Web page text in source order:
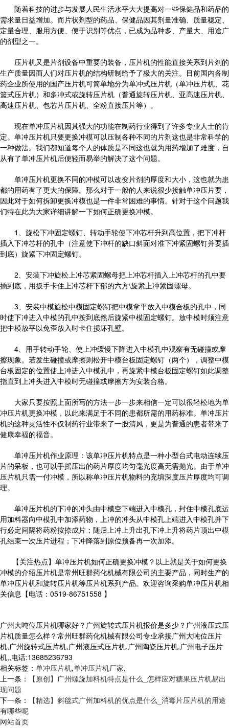
随着科技的进步与发展人民生活水平大大提高对一些保健品和药品的
需求量日益增加。而片状剂型的药品、保健品因其剂量准确、质量稳定、
定量合理、服用方便、便于识别等优点，已成为品种多、产量大、用途广
的剂型之一。
压片机又是片剂设备中重要的装备，压片机的性能直接关系到片剂的
生产质量因而人们对压片机的结构研制给予了极大的关注。目前国内各制
药企业所使用的国产压片机可简单地分为单冲式压片机（单冲压片机、花
篮式压片机）和多冲式或旋转压片机（普通旋转压片机、亚高速压片机、
高速压片机、包芯片压片机、全粉直接压片等）。
现在单冲压片机因其强大的功能在制药行业得到了许多专业人士的肯
定。单冲压片机只要更换冲模可以压制各种不同的片剂这也是非常科学的
一种做法。我们都知道每个人的体质是不同这也就为用药增加了难度，自
从有了单冲压片机后便轻而易举的解决了这个问题。
单冲压片机更换不同的冲模可以改变片剂的厚度和大小，这也就为患
都的用药有了更大的保障。那么对于一般的人来说很少接触单冲压片要，
因此对于如何拆卸更换冲模也是一件非常困难的事情。针对于这个问题我
们特在此为大家详细讲解一下如何正确更换冲模。
1、旋松下冲固定螺钉、转动手轮使下冲芯杆升到高位置，把下冲杆
插入下冲芯杆的孔中（注意使下冲杆的缺口斜面对准下冲紧固螺钉并要插
到底）旋紧下冲固定螺钉。
2、安装下冲旋松上冲芯紧固螺母把上冲芯杆插入上冲芯杆的孔中要
插到底，用扳手卡住上冲芯杆下部的六方\旋紧上冲紧固螺母。
3、安装中模旋松中模固定螺钉把中模拿平放入中模合板的孔中，同
时使下冲进入中模的孔中按到底然后旋紧中模固定螺钉。放中模时须注意
把中模放平以免歪放入时卡住损坏孔壁。
4、用手转动手轮、使上冲缓慢下降进入中模孔中观察有无碰撞或摩
擦现象。若发生碰撞或摩擦则松开中模台板固定螺钉（两个），调整中模
台板固定的位置使上冲进入中模孔中，再旋紧中模台板固定螺钉如此调整
指直到上冲头进入中模时无碰撞或摩擦方为安装合格。
大家只要按照上面所写的方法一步一步来相信一定可以很轻松地为单
冲压片机更换冲模，以此来满足于不同的患都所需的用药标准。单冲压片
机的这种灵活性不仅制药行业带来了一股清风，更是为普通的患者带来了
健康幸福的福音。
单冲压片机作业原理：该单冲压片机特点是一种小型台式电动连续压
片的呆板，也可以手摇压出的药片厚度均匀毫光度高无需抛光。由于单冲
压片机只需一付冲模，所以称单冲压片机物料的充填深度压片厚度均可调
理。
单冲压片机的下冲的冲头由中模空下端进入中模孔，封住中模孔底运
用加料器向中模孔中加添药物，上冲的冲头从中模孔上端进入中模孔并下
行必定间隔将药粉按捺成片；随后上冲上升出孔下冲上升将药片顶出中模
孔结束一次压片进程；下冲降落到原位预备再一次加添。
【关注热点】单冲压片机如何正确更换冲模？以上就是关于如何更换
冲模的介绍压片机是常州旺群药化机械有限公司的主要产品，同时生产的
单冲压片机和旋转压片机等压片机系列产品。欢迎咨询采购单冲压片机相
关信息【电话：0519-86751558 】
广州大吨位压片机哪家好？广州旋转式压片机报价是多少？广州液压式压
片机质量怎么样？常州旺群药化机械有限公司专业承接广州大吨位压片
机,广州旋转式压片机,广州液压式压片机,广州陶瓷压片机,广州电子压片
机,,电话:13685236793
相关标签： 单冲压片机,单冲压片机厂家,
上一条：
【原创】广州螺旋加料机特点是什么_怎样应对糖果压片机易出
现问题
下一条：
【精选】斜毯式广州加料机的优点是什么_消毒片压片机的用途
有哪些呢
网站首页